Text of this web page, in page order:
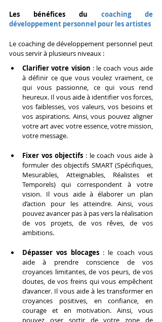
Les bénéfices du coaching de
développement personnel pour les artistes
Le coaching de développement personnel peut
vous servir à plusieurs niveaux :
Clarifier votre vision : le coach vous aide
à définir ce que vous voulez vraiment, ce
qui vous passionne, ce qui vous rend
heureux. Il vous aide à identifier vos forces,
vos faiblesses, vos valeurs, vos besoins et
vos aspirations. Ainsi, vous pouvez aligner
votre art avec votre essence, votre mission,
votre message.
Fixer vos objectifs : le coach vous aide à
formuler des objectifs SMART (Spécifiques,
Mesurables, Atteignables, Réalistes et
Temporels) qui correspondent à votre
vision. Il vous aide à élaborer un plan
d’action pour les atteindre. Ainsi, vous
pouvez avancer pas à pas vers la réalisation
de vos projets, de vos rêves, de vos
ambitions.
Dépasser vos blocages : le coach vous
aide à prendre conscience de vos
croyances limitantes, de vos peurs, de vos
doutes, de vos freins qui vous empêchent
d’avancer. Il vous aide à les transformer en
croyances positives, en confiance, en
courage et en motivation. Ainsi, vous
pouvez oser sortir de votre zone de